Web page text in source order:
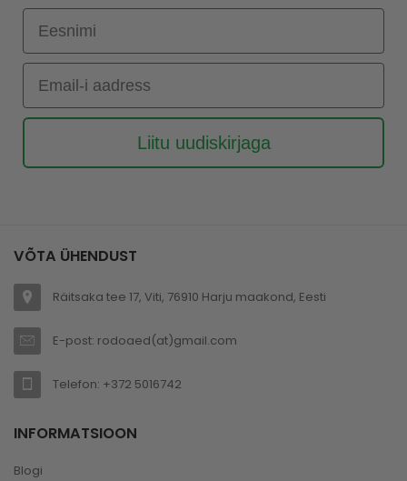
Eesnimi
Email-i aadress
Liitu uudiskirjaga
VÕTA ÜHENDUST
Räitsaka tee 17, Viti, 76910 Harju maakond, Eesti
E-post: rodoaed(at)gmail.com
Telefon: +372 5016742
INFORMATSIOON
Blogi